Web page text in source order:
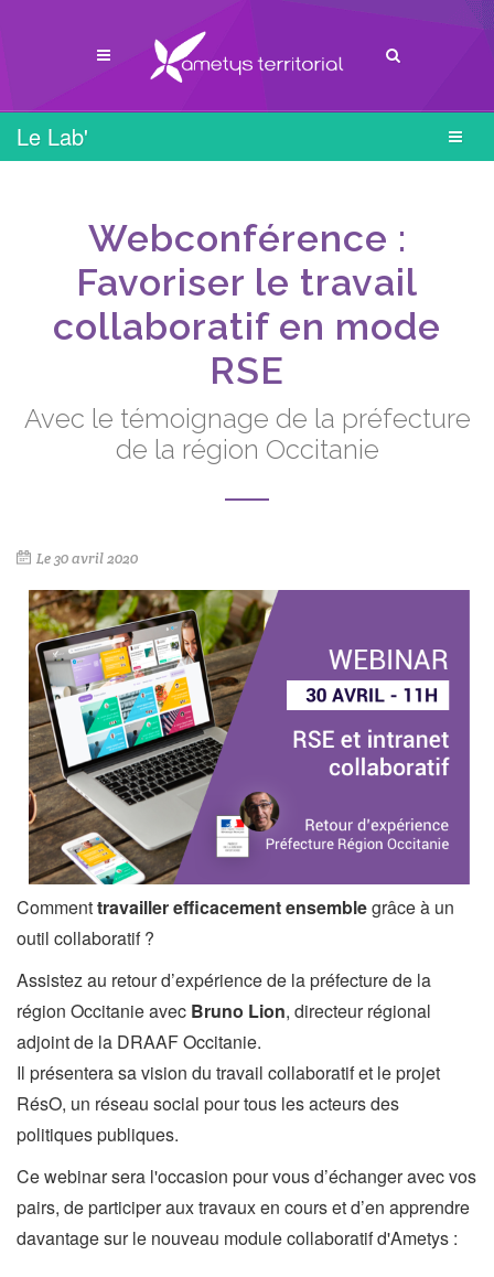
Le Lab'
Webconférence :
Favoriser le travail
collaboratif en mode
RSE
Avec le témoignage de la préfecture
de la région Occitanie
Le30 avril 2020
Commenttravailler efficacement ensemblegrâce à un
outil collaboratif ?
Assistez au retour d’expérience de la préfecture de la
région Occitanie avec Bruno Lion, directeur régional
adjoint de la DRAAF Occitanie.
Il présentera sa vision du travail collaboratif et le projet
RésO, un réseau social pour tous les acteurs des
politiques publiques.
Ce webinar sera l'occasion pour vous d’échanger avec vos
pairs, de participer aux travaux en cours et d’en apprendre
davantage sur le nouveau module collaboratif d'Ametys :